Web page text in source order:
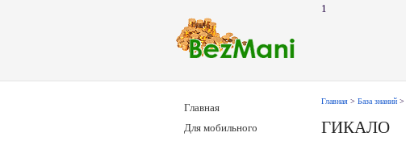
1
Главная
Для мобильного
Главная > База знаний >
ГИКАЛО